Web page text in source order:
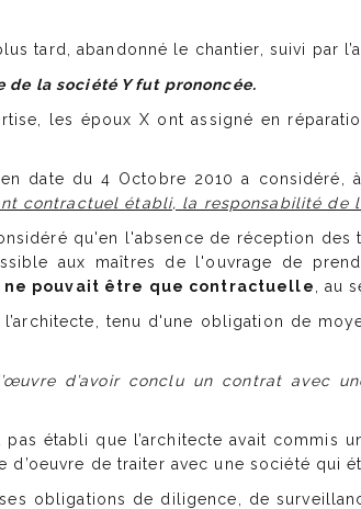
tard, abandonné le chantier, suivi par
la société Y fut prononcée.
les époux X ont assigné en
date du 4 Octobre 2010 a considéré,
contractuel établi, la responsabilité de
qu'en l'absence de réception des
aux maîtres de l'ouvrage de
pouvait être que contractuelle
, au
tenu d'une obligation de
d’avoir conclu un contrat avec
établi que l’architecte avait commis
d’oeuvre de traiter avec une société qui
obligations de diligence, de